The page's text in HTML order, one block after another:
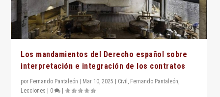
Los mandamientos del Derecho español sobre
interpretación e integración de los contratos
por Fernando Pantaleón Mar 10, 2025 Civil , Fernando Pantaleón,
Lecciones
0 |